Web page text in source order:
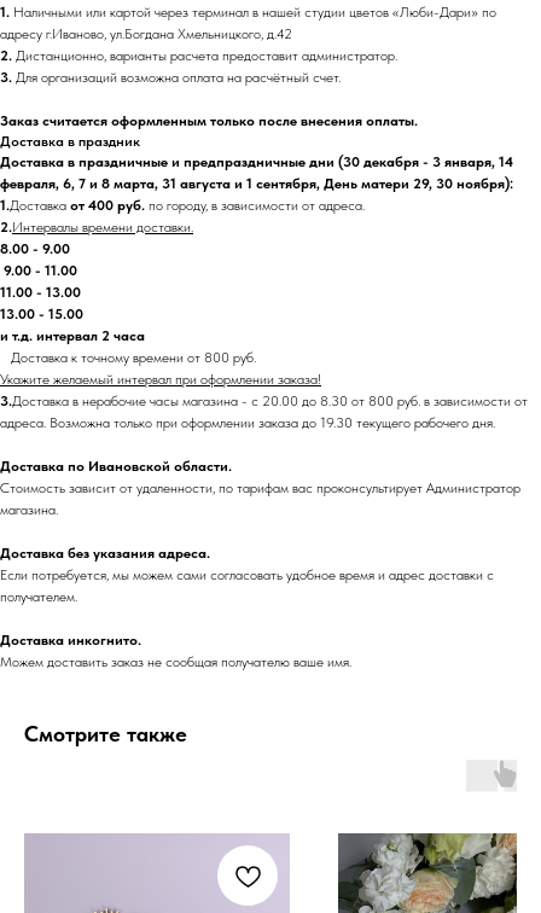
1. Наличными или картой через терминал в нашей студии цветов «Люби-Дари» по
адресу г.Иваново, ул.Богдана Хмельницкого, д.42
2. Дистанционно, варианты расчета предоставит администратор.
3. Для организаций возможна оплата на расчётный счет.
Заказ считается оформленным только после внесения оплаты.
Доставка в праздник
Доставка в праздничные и предпраздничные дни (30 декабря - 3 января, 14
февраля, 6, 7 и 8 марта, 31 августа и 1 сентября, День матери 29, 30 ноября):
1.Доставка от 400 руб. по городу, в зависимости от адреса.
2.Интервалы времени доставки.
8.00 - 9.00
9.00 - 11.00
11.00 - 13.00
13.00 - 15.00
и т.д. интервал 2 часа
Доставка к точному времени от 800 руб.
Укажите желаемый интервал при оформлении заказа!
3.Доставка в нерабочие часы магазина - с 20.00 до 8.30 от 800 руб. в зависимости от
адреса. Возможна только при оформлении заказа до 19.30 текущего рабочего дня.
Доставка по Ивановской области.
Стоимость зависит от удаленности, по тарифам вас проконсультирует Администратор
магазина.
Доставка без указания адреса.
Если потребуется, мы можем сами согласовать удобное время и адрес доставки с
получателем.
Доставка инкогнито.
Можем доставить заказ не сообщая получателю ваше имя.
Смотрите также